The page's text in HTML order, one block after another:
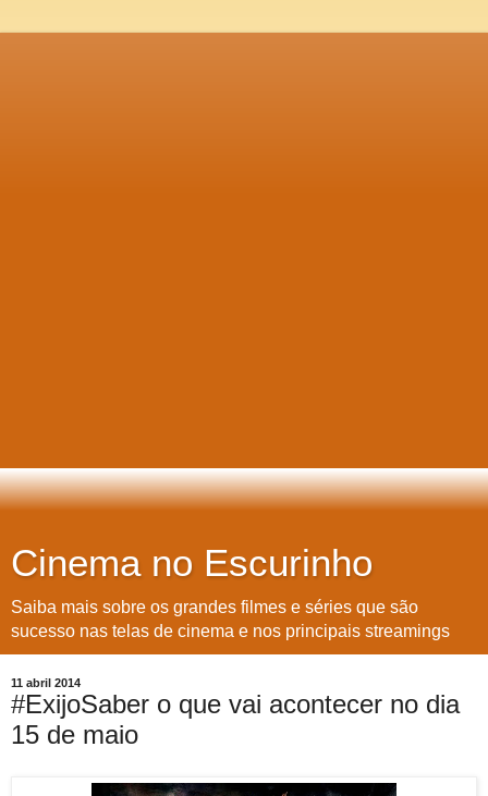
Cinema no Escurinho
Saiba mais sobre os grandes filmes e séries que são
sucesso nas telas de cinema e nos principais streamings
11 abril 2014
#ExijoSaber o que vai acontecer no dia
15 de maio